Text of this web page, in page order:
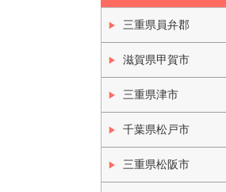
三重県員弁郡
滋賀県甲賀市
三重県津市
千葉県松戸市
三重県松阪市